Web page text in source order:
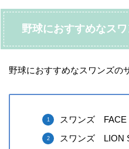
野球におすすめなス
野球におすすめなスワンズの
スワンズ FACE
スワンズ LION